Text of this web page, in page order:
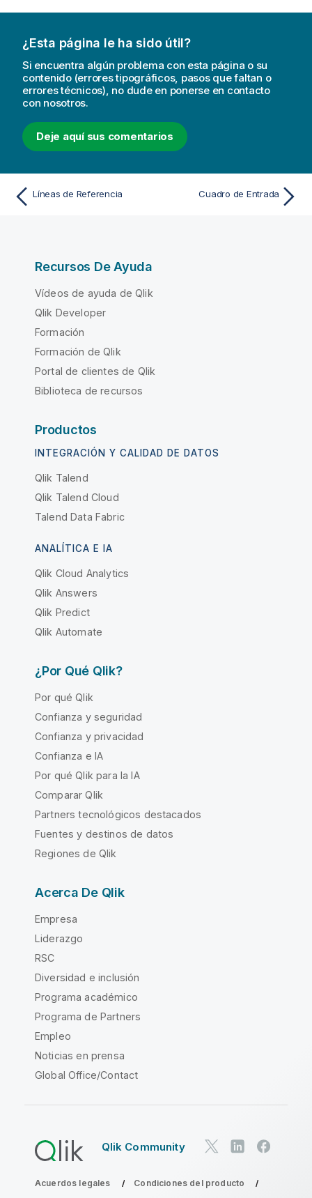
¿Esta página le ha sido útil?
Si encuentra algún problema con esta página o su
contenido (errores tipográficos, pasos que faltan o
errores técnicos), no dude en ponerse en contacto
con nosotros.
Deje aquí sus comentarios
Líneas de Referencia Cuadro de Entrada
Recursos De Ayuda
Vídeos de ayuda de Qlik
Qlik Developer
Formación
Formación de Qlik
Portal de clientes de Qlik
Biblioteca de recursos
Productos
INTEGRACIÓN Y CALIDAD DE DATOS
Qlik Talend
Qlik Talend Cloud
Talend Data Fabric
ANALÍTICA E IA
Qlik Cloud Analytics
Qlik Answers
Qlik Predict
Qlik Automate
¿Por Qué Qlik?
Por qué Qlik
Confianza y seguridad
Confianza y privacidad
Confianza e IA
Por qué Qlik para la IA
Comparar Qlik
Partners tecnológicos destacados
Fuentes y destinos de datos
Regiones de Qlik
Acerca De Qlik
Empresa
Liderazgo
RSC
Diversidad e inclusión
Programa académico
Programa de Partners
Empleo
Noticias en prensa
Global Office/Contact
Qlik Community
Acuerdos legales
Condiciones del producto